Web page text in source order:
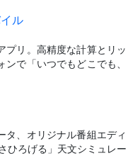
ル
プリ。高精度な計算とリッ
で「いつでもどこでも、
タ、オリジナル番組エディ
ひろげる」天文シミュレー